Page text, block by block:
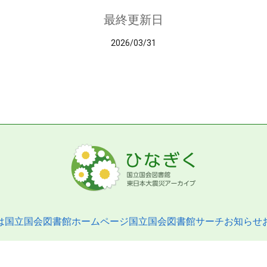
最終更新日
2026/03/31
国立国会図書館ホームページ国立国会図書館サーチお知らせ